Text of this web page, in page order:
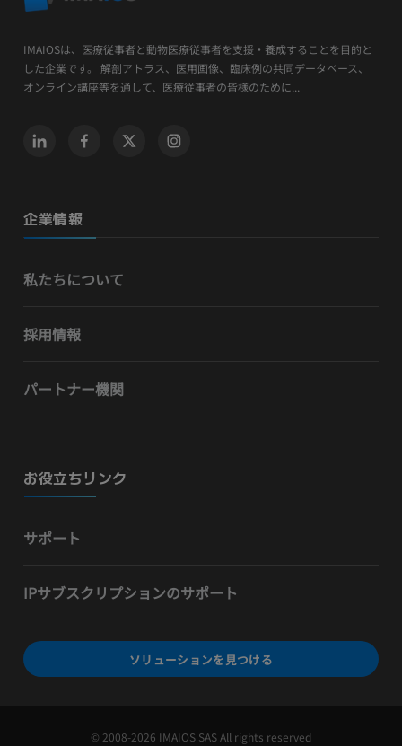
IMAIOSは、医療従事者と動物医療従事者を支援・養成することを目的と
した企業です。 解剖アトラス、医用画像、臨床例の共同データベース、
オンライン講座等を通して、医療従事者の皆様のために...
企業情報
私たちについて
採用情報
パートナー機関
お役立ちリンク
サポート
IPサブスクリプションのサポート
ソリューションを見つける
© 2008-2026 IMAIOS SAS All rights reserved